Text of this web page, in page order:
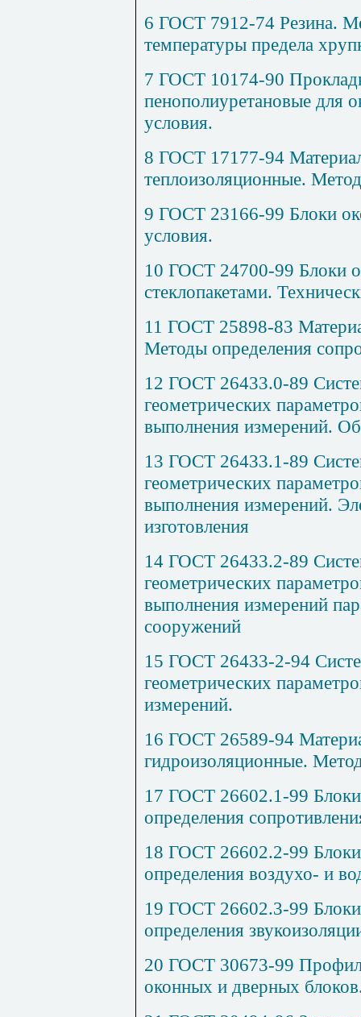
6 ГОСТ 7912-74 Резина.
температуры предела
7 ГОСТ 10174-90
пенополиуретановые для
условия.
8 ГОСТ 17177-94
теплоизоляционные.
9 ГОСТ 23166-99 Блоки
условия.
10 ГОСТ 24700-99 Блоки
стеклопакетами.
11 ГОСТ 25898-83
Методы определения
12 ГОСТ 26433.0-89
геометрических
выполнения измерений.
13 ГОСТ 26433.1-89
геометрических
выполнения измерений.
изготовления
14 ГОСТ 26433.2-89
геометрических
выполнения измерений
сооружений
15 ГОСТ 26433-2-94
геометрических
измерений.
16 ГОСТ 26589-94
гидроизоляционные.
17 ГОСТ 26602.1-99
определения
18 ГОСТ 26602.2-99
определения воздухо- и
19 ГОСТ 26602.3-99
определения
20 ГОСТ 30673-99
оконных и дверных